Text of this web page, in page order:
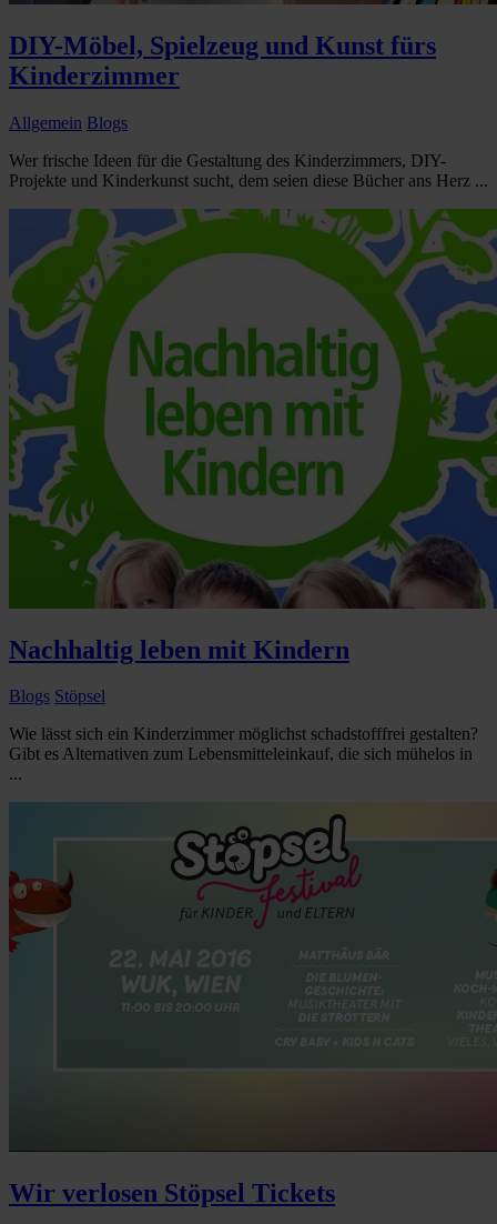
DIY-Möbel, Spielzeug und Kunst fürs
Kinderzimmer
Allgemein Blogs
Wer frische Ideen für die Gestaltung des Kinderzimmers, DIY-
Projekte und Kinderkunst sucht, dem seien diese Bücher ans Herz ...
Nachhaltig leben mit Kindern
Blogs Stöpsel
Wie lässt sich ein Kinderzimmer möglichst schadstofffrei gestalten?
Gibt es Alternativen zum Lebensmitteleinkauf, die sich mühelos in
...
Wir verlosen Stöpsel Tickets